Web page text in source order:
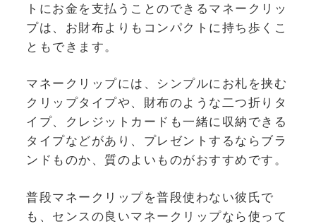
トにお金を支払うことのできるマネークリッ
プは、お財布よりもコンパクトに持ち歩くこ
ともできます。
マネークリップには、シンプルにお札を挟む
クリップタイプや、財布のような二つ折りタ
イプ、クレジットカードも一緒に収納できる
タイプなどがあり、プレゼントするならブラ
ンドものか、質のよいものがおすすめです。
普段マネークリップを普段使わない彼氏で
も、センスの良いマネークリップなら使って